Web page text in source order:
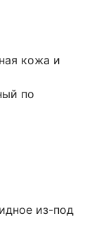
кожа и
по
из-под